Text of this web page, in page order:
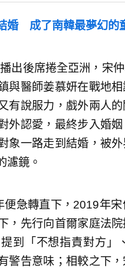
婚 成了南韓最夢幻的
出後席捲全亞洲，宋
與醫師姜慕妍在戰地
有說服力，戲外兩人
外認愛，最終步入婚
象一路走到結婚，被
濾鏡。
便急轉直下，2019年
，先行向首爾家庭法
到「不想指責對方」
警告意味；相較之下